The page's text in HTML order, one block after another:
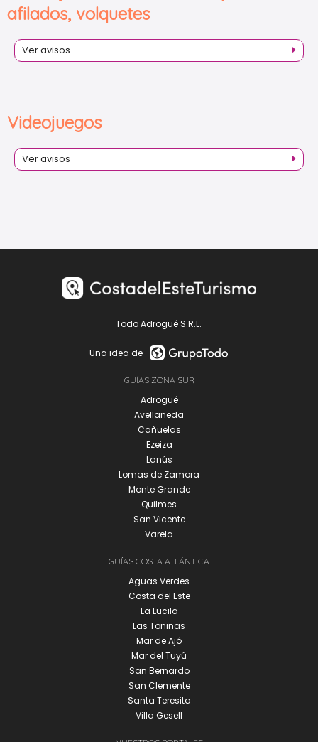
afilados, volquetes
Ver avisos
Videojuegos
Ver avisos
Todo Adrogué S.R.L.
Una idea de
GUÍAS ZONA SUR
Adrogué
Avellaneda
Cañuelas
Ezeiza
Lanús
Lomas de Zamora
Monte Grande
Quilmes
San Vicente
Varela
GUÍAS COSTA ATLÁNTICA
Aguas Verdes
Costa del Este
La Lucila
Las Toninas
Mar de Ajó
Mar del Tuyú
San Bernardo
San Clemente
Santa Teresita
Villa Gesell